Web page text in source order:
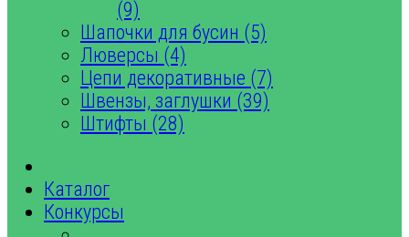
(9)
Шапочки для бусин (5)
Люверсы (4)
Цепи декоративные (7)
Швензы, заглушки (39)
Штифты (28)
Каталог
Конкурсы